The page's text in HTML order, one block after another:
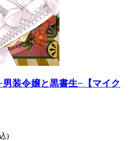
装令嬢と黒書生−【マイク
)